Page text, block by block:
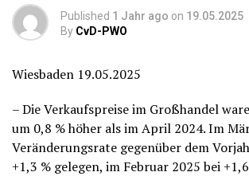
Published 1 Jahr ago on 19.05.2025
By CvD-PWO
Wiesbaden 19.05.2025
– Die Verkaufspreise im Großhandel
um 0,8 % höher als im April 2024. Im
Veränderungsrate gegenüber dem
+1,3 % gelegen, im Februar 2025 bei